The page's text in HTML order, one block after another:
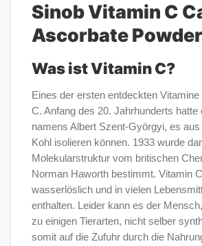
Sinob Vitamin C
Ascorbate
Was ist Vitamin C?
Eines der ersten entdeckten
C. Anfang des 20. Jahrhunderts hatte
namens Albert Szent-Györgyi, es aus
Kohl isolieren können. 1933 wurde
Molekularstruktur vom britischen
Norman Haworth bestimmt. Vitamin
wasserlöslich und in vielen
enthalten. Leider kann es der
zu einigen Tierarten, nicht selber
somit auf die Zufuhr durch die